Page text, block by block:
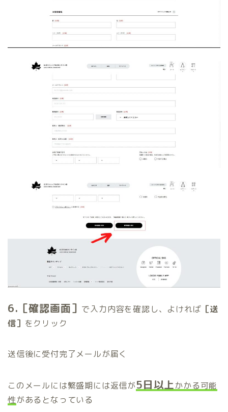
6.［確認画面］ で入力内容を確認し、よければ ［送
信］ をクリック
送信後に受付完了メールが届く
このメールには繁盛期には返信が5日以上かかる可能
性があるとなっている